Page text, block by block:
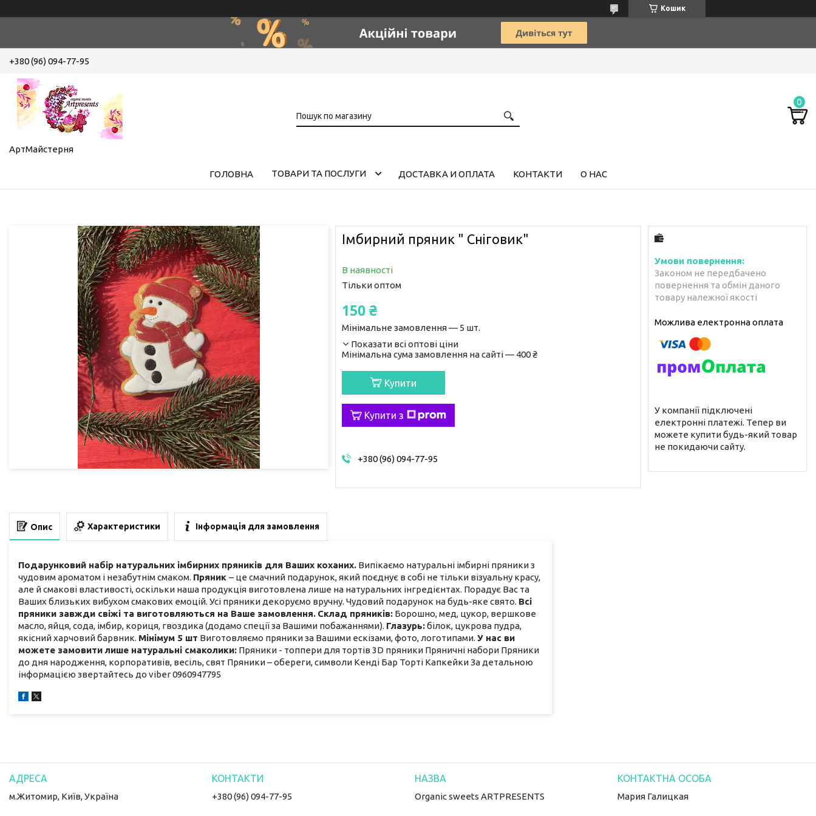
Кошик
+380 (96) 094-77-95
АртМайстерня
ГОЛОВНА ТОВАРИ ТА ПОСЛУГИ ДОСТАВКА И ОПЛАТА КОНТАКТИ О НАС
Імбирний пряник " Сніговик"
В наявності
Тільки оптом
150 ₴
Мінімальне замовлення — 5 шт.
Показати всі оптові ціни
Мінімальна сума замовлення на сайті — 400 ₴
Купити
Купити з
+380 (96) 094-77-95
Законом не передбачено
повернення та обмін даного
товару належної якості
У компанії підключені
електронні платежі. Тепер ви
можете купити будь-який товар
не покидаючи сайту.
Опис Характеристики Інформація для замовлення
Подарунковий набір натуральних імбирних пряників для Ваших коханих. Випікаємо натуральні імбирні пряники з
чудовим ароматом і незабутнім смаком. Пряник – це смачний подарунок, який поєднує в собі не тільки візуальну красу,
але й смакові властивості, оскільки наша продукція виготовлена ​​лише на натуральних інгредієнтах. Порадує Вас та
Ваших близьких вибухом смакових емоцій. Усі пряники декоруємо вручну. Чудовий подарунок на будь-яке свято. Всі
пряники завжди свіжі та виготовляються на Ваше замовлення. Склад пряників: Борошно, мед, цукор, вершкове
масло, яйця, сода, імбир, кориця, гвоздика (додамо спеції за Вашими побажаннями). Глазурь:білок, цукрова пудра,
якісний харчовий барвник. Мінімум 5 шт Виготовляємо пряники за Вашими ескізами, фото, логотипами. У нас ви
можете замовити лише натуральні смаколики: Пряники - топпери для тортів 3D пряники Пряничні набори Пряники
до дня народження, корпоративів, весіль, свят Пряники – обереги, символи Кенді Бар Торті Капкейки За детальною
інформацією звертайтесь до viber 0960947795
м.Житомир, Київ, Україна +380 (96) 094-77-95 Organic sweets ARTPRESENTS Мария Галицкая